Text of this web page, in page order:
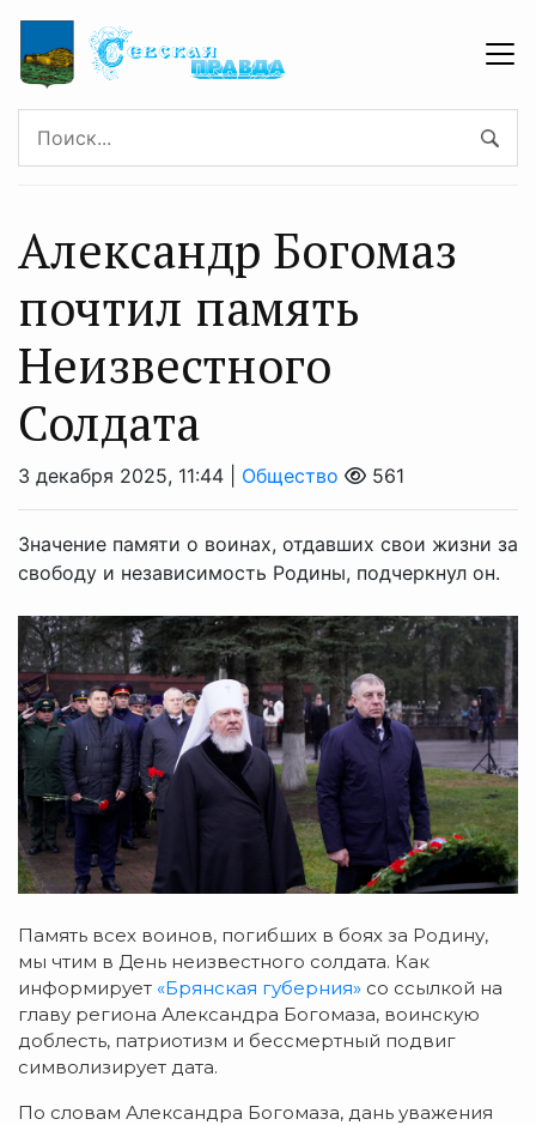
Александр Богомаз
почтил память
Неизвестного
Солдата
3 декабря 2025, 11:44 | Общество 561
Значение памяти о воинах, отдавших свои жизни за
свободу и независимость Родины, подчеркнул он.
Память всех воинов, погибших в боях за Родину,
мы чтим в День неизвестного солдата. Как
информирует «Брянская губерния» со ссылкой на
главу региона Александра Богомаза, воинскую
доблесть, патриотизм и бессмертный подвиг
символизирует дата.
По словам Александра Богомаза, дань уважения